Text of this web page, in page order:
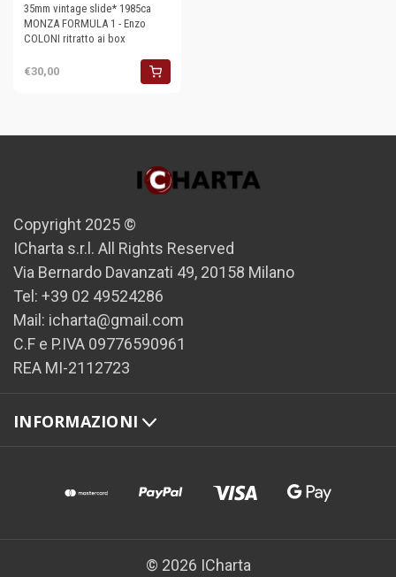
35mm vintage slide* 1985ca
MONZA FORMULA 1 - Enzo
COLONI ritratto ai box
€30,00
Copyright 2025 ©
ICharta s.r.l. All Rights Reserved
Via Bernardo Davanzati 49, 20158 Milano
Tel: +39 02 49524286
Mail: icharta@gmail.com
C.F e P.IVA 09776590961
REA MI-2112723
INFORMAZIONI
© 2026 ICharta